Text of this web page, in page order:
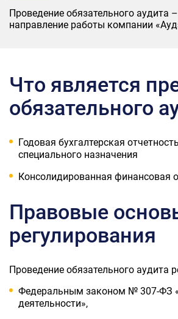
Проведение обязательного аудита
направление работы компании
Что является
обязательного
Годовая бухгалтерская
специального назначения
Консолидированная финансовая
Правовые
регулирования
Проведение обязательного аудита
Федеральным законом № 307-ФЗ
деятельности»,